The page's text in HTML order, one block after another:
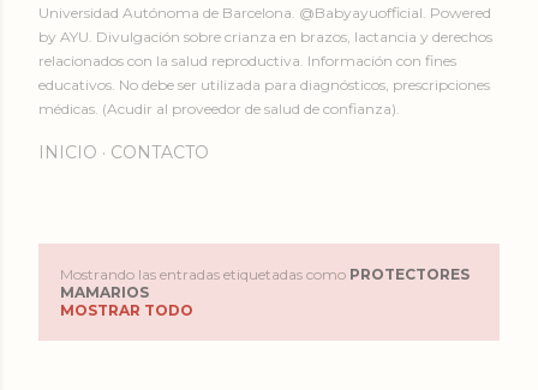
Universidad Autónoma de Barcelona. @Babyayuofficial. Powered
by AYU. Divulgación sobre crianza en brazos, lactancia y derechos
relacionados con la salud reproductiva. Información con fines
educativos. No debe ser utilizada para diagnósticos, prescripciones
médicas. (Acudir al proveedor de salud de confianza).
INICIO CONTACTO
n
Mostrando las entradas etiquetadas como PROTECTORES
MAMARIOS
MOSTRAR TODO